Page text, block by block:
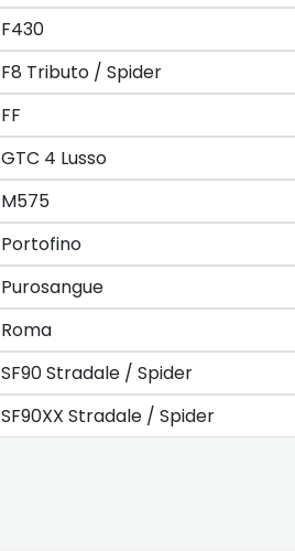
F430
F8 Tributo / Spider
FF
GTC 4 Lusso
M575
Portofino
Purosangue
Roma
SF90 Stradale / Spider
SF90XX Stradale / Spider